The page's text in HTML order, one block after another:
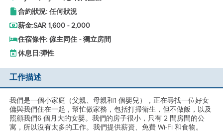
合約狀況: 任何狀況
薪金:SAR 1,600 - 2,000
住宿條件: 僱主同住 - 獨立房間
休息日:彈性
工作描述
我們是一個小家庭（父親、母親和1 個嬰兒），正在尋找一位好女
傭與我們住在一起，幫忙做家務，包括打掃衛生，但不做飯，以及
照顧我們6 個月大的女嬰。我們的房子很小，只有 2 間房間的公
寓，所以沒有太多的工作。我們提供薪資、免費 Wi-Fi 和食物。